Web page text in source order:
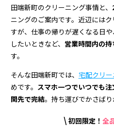
＆
宅
配
ク
リ
ー
田端新町のクリーニング事情と、
ニングのご案内です。近辺には
すが、仕事の帰りが遅くなる日
したいときなど、 営業時間内の
す。
そんな田端新町では、 宅配クリー
めです。 スマホ一つでいつでも注
関先で完結。持ち運びでかさば
\ 初回限定！ 全